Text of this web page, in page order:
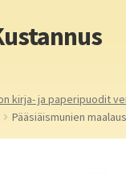
kirja- ja paperipuodit
Pääsiäismunien